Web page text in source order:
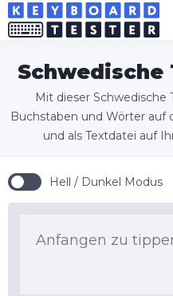
Schwedische
Mit dieser Schwedische
Buchstaben und Wörter auf
und als Textdatei auf
Hell / Dunkel Modus